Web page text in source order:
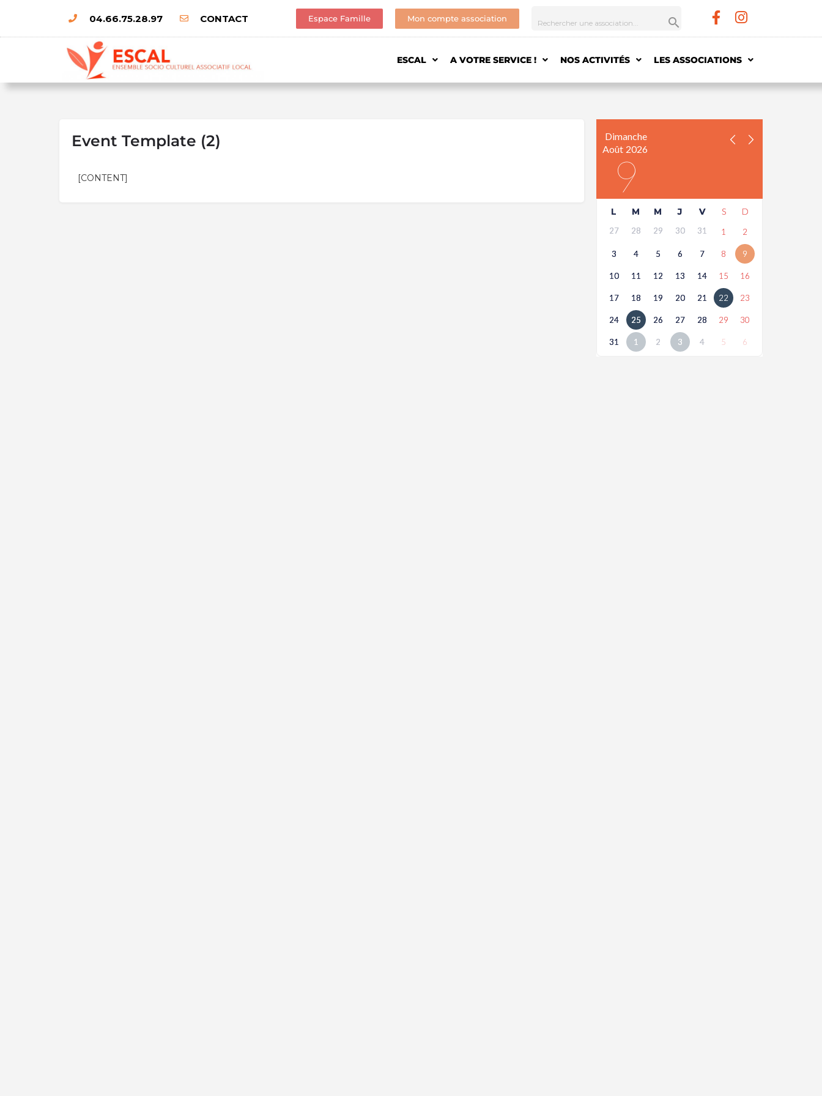
04.66.75.28.97 CONTACT Espace Famille Mon compte association
ESCAL A VOTRE SERVICE ! NOS ACTIVITÉS LES ASSOCIATIONS
Event Template (2)
[CONTENT]
Dimanche
Août 2026
9
L M M J V S D
27 28 29 30 31 1 2
3 4 5 6 7 8 9
10 11 12 13 14 15 16
17 18 19 20 21 22 23
24 25 26 27 28 29 30
31 1 2 3 4 5 6